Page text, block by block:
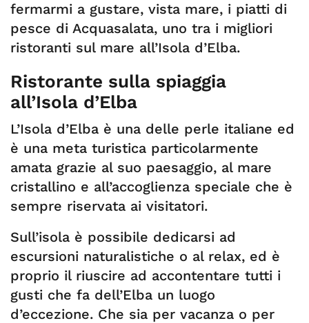
fermarmi a gustare, vista mare, i piatti di
pesce di Acquasalata, uno tra i migliori
ristoranti sul mare all’Isola d’Elba.
Ristorante sulla spiaggia
all’Isola d’Elba
L’Isola d’Elba è una delle perle italiane ed
è una meta turistica particolarmente
amata grazie al suo paesaggio, al mare
cristallino e all’accoglienza speciale che è
sempre riservata ai visitatori.
Sull’isola è possibile dedicarsi ad
escursioni naturalistiche o al relax, ed è
proprio il riuscire ad accontentare tutti i
gusti che fa dell’Elba un luogo
d’eccezione. Che sia per vacanza o per